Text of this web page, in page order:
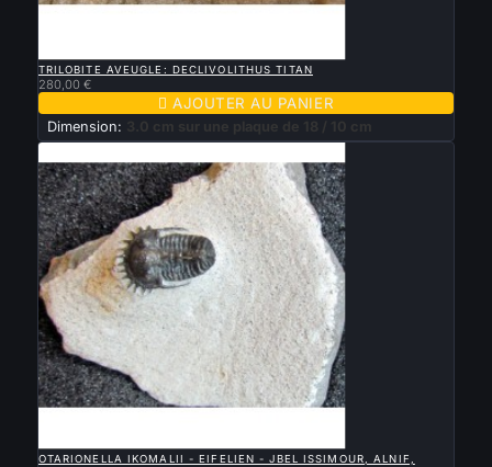
TRILOBITE AVEUGLE: DECLIVOLITHUS TITAN
280,00 €
 AJOUTER AU PANIER
Dimension: 3.0 cm sur une plaque de 18 / 10 cm
OTARIONELLA IKOMALII - EIFELIEN - JBEL ISSIMOUR, ALNIF,